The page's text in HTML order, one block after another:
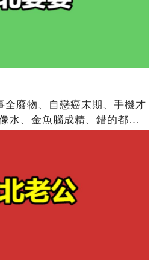
全廢物、自戀癌末期、手機才
水、金魚腦成精、錯的都是